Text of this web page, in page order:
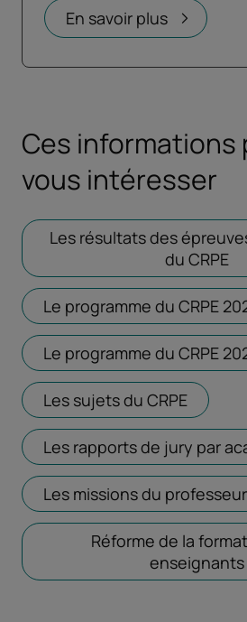
En savoir plus
Ces informations
vous intéresser
Les résultats des
du CRPE
Le programme du CRPE
Le programme du CRPE
Les sujets du CRPE Ouvrir
Les rapports de jury par
Les missions du
Réforme de la
enseignants